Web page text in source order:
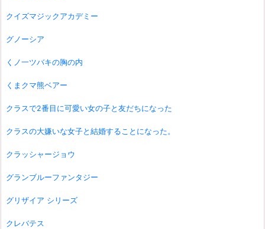
クイズマジックアカデミー
グノーシア
くノ一ツバキの胸の内
くまクマ熊ベアー
クラスで2番目に可愛い女の子と友だちになった
クラスの大嫌いな女子と結婚することになった。
クラッシャージョウ
グランブルーファンタジー
グリザイア シリーズ
クレバテス